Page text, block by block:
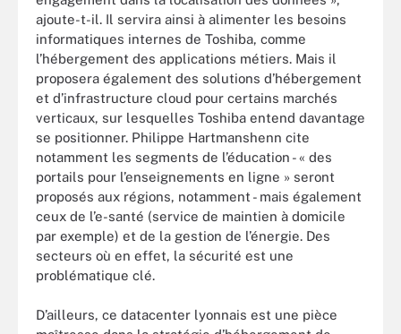
ajoute-t-il. Il servira ainsi à alimenter les besoins
informatiques internes de Toshiba, comme
l’hébergement des applications métiers. Mais il
proposera également des solutions d’hébergement
et d’infrastructure cloud pour certains marchés
verticaux, sur lesquelles Toshiba entend davantage
se positionner. Philippe Hartmanshenn cite
notamment les segments de l’éducation - « des
portails pour l’enseignements en ligne » seront
proposés aux régions, notamment - mais également
ceux de l’e-santé (service de maintien à domicile
par exemple) et de la gestion de l’énergie. Des
secteurs où en effet, la sécurité est une
problématique clé.
D’ailleurs, ce datacenter lyonnais est une pièce